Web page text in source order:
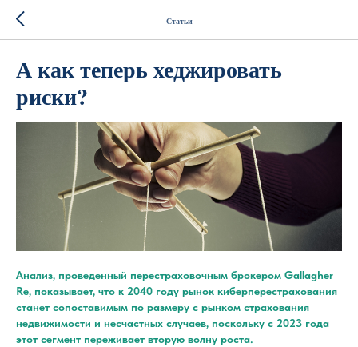
Статьи
А как теперь хеджировать
риски?
Анализ, проведенный перестраховочным брокером Gallagher
Re, показывает, что к 2040 году рынок киберперестрахования
станет сопоставимым по размеру с рынком страхования
недвижимости и несчастных случаев, поскольку с 2023 года
этот сегмент переживает вторую волну роста.